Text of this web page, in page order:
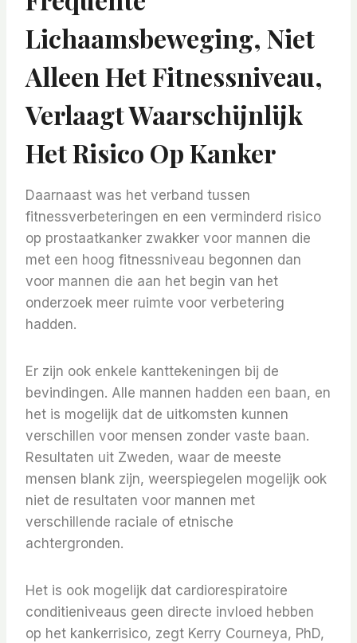
Lichaamsbeweging, Niet
Alleen Het Fitnessniveau,
Verlaagt Waarschijnlijk
Het Risico Op Kanker
Daarnaast was het verband tussen
fitnessverbeteringen en een verminderd risico
op prostaatkanker zwakker voor mannen die
met een hoog fitnessniveau begonnen dan
voor mannen die aan het begin van het
onderzoek meer ruimte voor verbetering
hadden.
Er zijn ook enkele kanttekeningen bij de
bevindingen. Alle mannen hadden een baan, en
het is mogelijk dat de uitkomsten kunnen
verschillen voor mensen zonder vaste baan.
Resultaten uit Zweden, waar de meeste
mensen blank zijn, weerspiegelen mogelijk ook
niet de resultaten voor mannen met
verschillende raciale of etnische
achtergronden.
Het is ook mogelijk dat cardiorespiratoire
conditieniveaus geen directe invloed hebben
op het kankerrisico, zegt Kerry Courneya, PhD,